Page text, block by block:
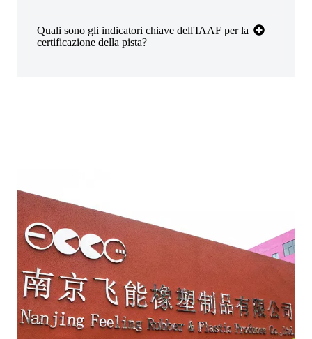
Quali sono gli indicatori chiave dell'IAAF per la
certificazione della pista?